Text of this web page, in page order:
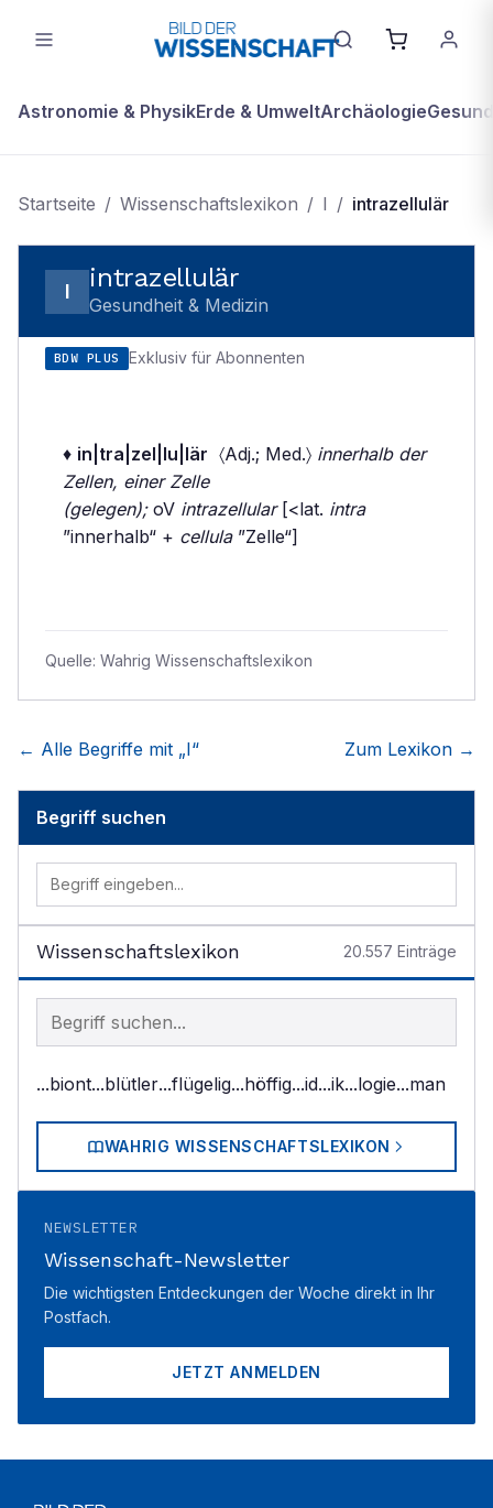
Astronomie & PhysikErde & UmweltArchäologie
Startseite / Wissenschaftslexikon / I / intrazellulär
I intrazellulär
Gesundheit & Medizin
BDW PLUS Exklusiv für Abonnenten
♦ in|tra|zel|lu|lär 〈Adj.; Med.〉 innerhalb der
Zellen, einer Zelle
(gelegen);oV intrazellular[<lat. intra
”innerhalb“ + cellula”Zelle“]
Quelle: Wahrig Wissenschaftslexikon
← Alle Begriffe mit „I“ Zum Lexikon →
Begriff suchen
Wissenschaftslexikon 20.557 Einträge
Begriff im Lexikon suchen
...biont...blütler...flügelig...höffig...id...ik...logie...man
WAHRIG WISSENSCHAFTSLEXIKON
NEWSLETTER
Wissenschaft-Newsletter
Die wichtigsten Entdeckungen der Woche direkt in Ihr
Postfach.
JETZT ANMELDEN